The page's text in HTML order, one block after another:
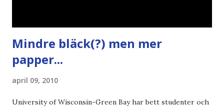
Mindre bläck(?) men mer
papper...
april 09, 2010
University of Wisconsin-Green Bay har bett studenter och